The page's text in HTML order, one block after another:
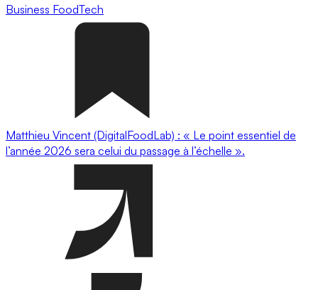
Business FoodTech
Matthieu Vincent (DigitalFoodLab) : « Le point essentiel de
l’année 2026 sera celui du passage à l’échelle ».